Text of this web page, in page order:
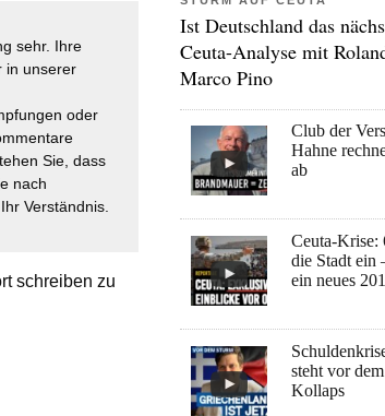
sehr. Ihre
in unserer
oder
Sie, dass
nach
Verständnis.
schreiben zu
Ist Deutschland das
Ceuta-Analyse mit
Marco Pino
Club der
Hahne
ab
Ceuta-Krise:
die Stadt ein
ein neues
steht vor
Kollaps